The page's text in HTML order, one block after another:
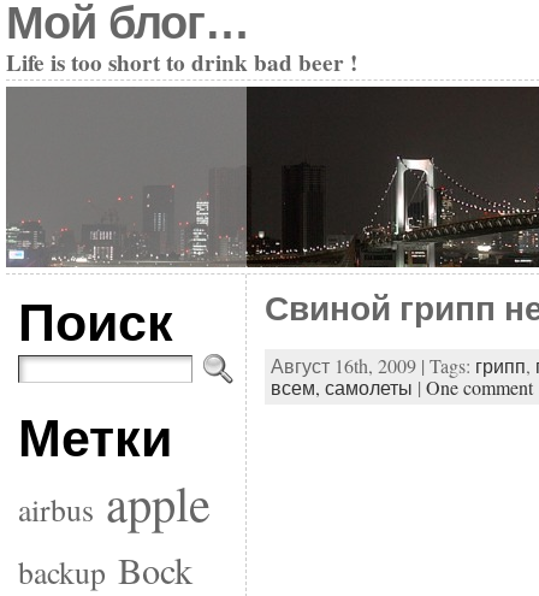
Мой блог…
Life is too short to drink bad beer !
Поиск
Метки
airbus apple
backup Bock
Свиной грипп
Август 16th, 2009 | Tags: грипп,
всем, самолеты | One comment